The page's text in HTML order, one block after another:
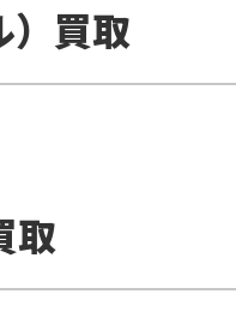
）買取
取